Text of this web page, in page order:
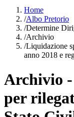
Home
/Albo Pretorio
/Determine
/Archivio
/Liquidazione
anno 2018 e
Archivio -
per